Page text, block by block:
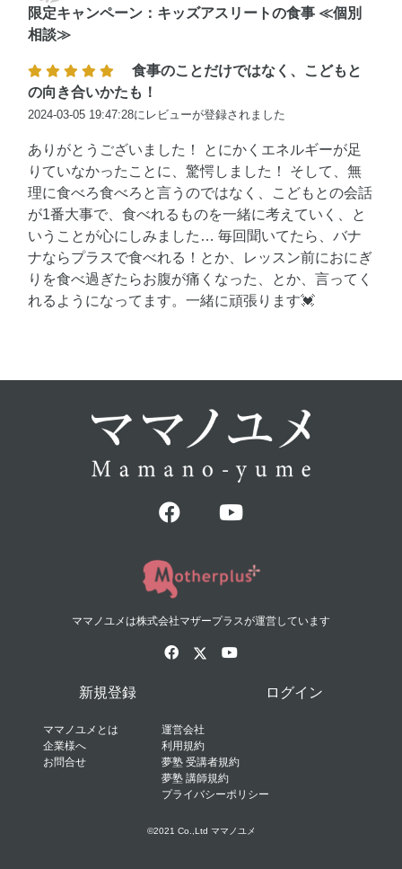
限定キャンペーン：キッズアスリートの食事 ≪個別
相談≫
食事のことだけではなく、こどもと
の向き合いかたも！
2024-03-05 19:47:28にレビューが登録されました
ありがとうございました！ とにかくエネルギーが足
りていなかったことに、驚愕しました！ そして、無
理に食べろ食べろと言うのではなく、こどもとの会話
が1番大事で、食べれるものを一緒に考えていく、と
いうことが心にしみました… 毎回聞いてたら、バナ
ナならプラスで食べれる！とか、レッスン前におにぎ
りを食べ過ぎたらお腹が痛くなった、とか、言ってく
れるようになってます。一緒に頑張ります💓
ママノユメは株式会社マザープラスが運営しています
新規登録 ログイン
ママノユメとは
企業様へ
お問合せ
運営会社
利用規約
夢塾 受講者規約
夢塾 講師規約
プライバシーポリシー
©2021 Co.,Ltd ママノユメ